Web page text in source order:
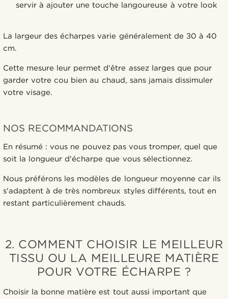
servir à ajouter une touche langoureuse à votre look
La largeur des écharpes varie généralement de 30 à 40
cm.
Cette mesure leur permet d'être assez larges que pour
garder votre cou bien au chaud, sans jamais dissimuler
votre visage.
NOS RECOMMANDATIONS
En résumé : vous ne pouvez pas vous tromper, quel que
soit la longueur d'écharpe que vous sélectionnez.
Nous préférons les modèles de longueur moyenne car ils
s'adaptent à de très nombreux styles différents, tout en
restant particulièrement chauds.
2. COMMENT CHOISIR LE MEILLEUR
TISSU OU LA MEILLEURE MATIÈRE
POUR VOTRE ÉCHARPE ?
Choisir la bonne matière est tout aussi important que